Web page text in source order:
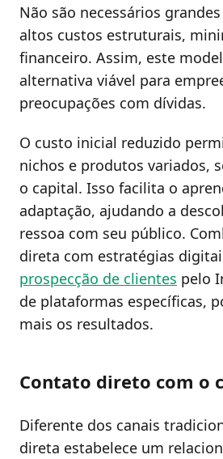
Não são necessários
altos custos estruturais,
financeiro. Assim, este
alternativa viável para
preocupações com dívidas.
O custo inicial reduzido
nichos e produtos variados,
o capital. Isso facilita o
adaptação, ajudando a
ressoa com seu público.
direta com estratégias
prospecção de clientes pelo
de plataformas específicas,
mais os resultados.
Contato direto com o
Diferente dos canais
direta estabelece um